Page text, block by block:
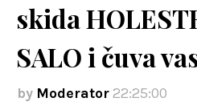
skida
SALO i čuva
Moderator22:25:00